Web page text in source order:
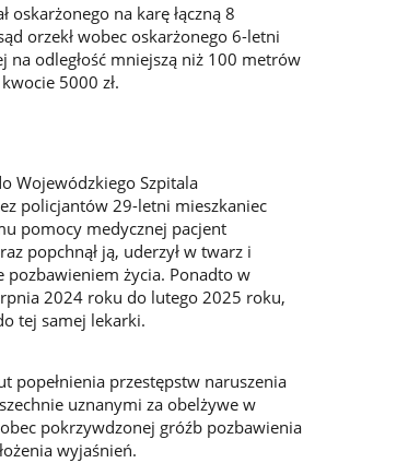
oskarżonego na karę łączną 8
orzekł wobec oskarżonego 6-letni
odległość mniejszą niż 100 metrów
5000 zł.
Wojewódzkiego Szpitala
policjantów 29-letni mieszkaniec
pomocy medycznej pacjent
popchnął ją, uderzył w twarz i
pozbawieniem życia. Ponadto w
2024 roku do lutego 2025 roku,
tej samej lekarki.
popełnienia przestępstw naruszenia
uznanymi za obelżywe w
pokrzywdzonej gróźb pozbawienia
wyjaśnień.